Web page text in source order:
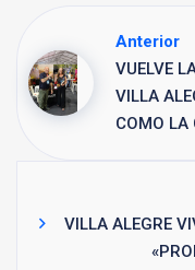
Anterior
VUELVE
VILLA
COMO LA
VILLA ALEGRE